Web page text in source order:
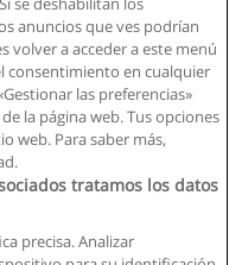
anuncios que ves podrían
volver a acceder a este menú
consentimiento en cualquier
las preferencias»
la página web. Tus opciones
web. Para saber más,
tratamos los datos
precisa. Analizar